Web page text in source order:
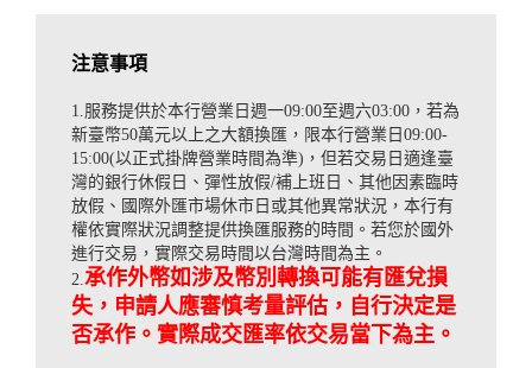
注意事項
1.服務提供於本行營業日週一09:00至週六03:00，若為
新臺幣50萬元以上之大額換匯，限本行營業日09:00-
15:00(以正式掛牌營業時間為準)，但若交易日適逢臺
灣的銀行休假日、彈性放假/補上班日、其他因素臨時
放假、國際外匯市場休市日或其他異常狀況，本行有
權依實際狀況調整提供換匯服務的時間。若您於國外
進行交易，實際交易時間以台灣時間為主。
2.承作外幣如涉及幣別轉換可能有匯兌損
失，申請人應審慎考量評估，自行決定是
否承作。實際成交匯率依交易當下為主。